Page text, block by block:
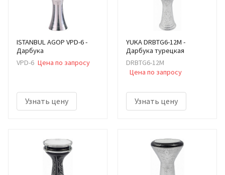
ISTANBUL AGOP VPD-6 -
Дарбука
VPD-6 Цена по запросу
Узнать цену
YUKA DRBTG6-12M -
Дарбука турецкая
DRBTG6-12M
Цена по запросу
Узнать цену